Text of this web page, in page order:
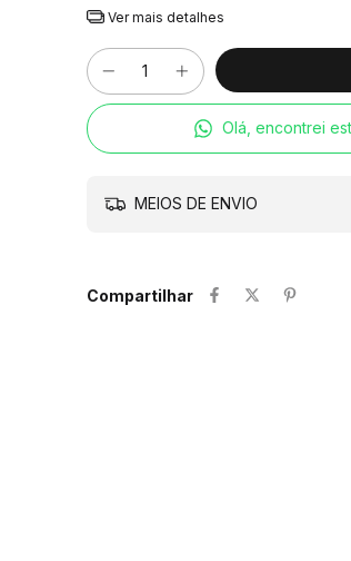
Ver mais detalhes
Olá, encontrei
MEIOS DE ENVIO
Compartilhar